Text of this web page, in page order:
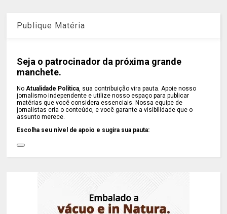
Publique Matéria
Seja o patrocinador da próxima grande
manchete.
NoAtualidade Política, sua contribuição vira pauta. Apoie nosso
jornalismo independente e utilize nosso espaço para publicar
matérias que você considera essenciais. Nossa equipe de
jornalistas cria o conteúdo, e você garante a visibilidade que o
assunto merece.
Escolha seu nível de apoio e sugira sua pauta: